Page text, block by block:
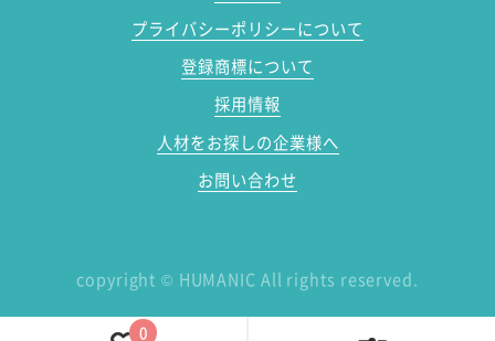
プライバシーポリシーについて
登録商標について
採用情報
人材をお探しの企業様へ
お問い合わせ
copyright © HUMANIC All rights reserved.
0